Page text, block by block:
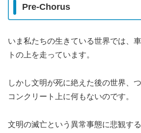
Pre-Chorus
いま私たちの生きている世界では、
トの上を走っています。
しかし文明が死に絶えた後の世界、
コンクリート上に何もないのです。
文明の滅亡という異常事態に悲観す